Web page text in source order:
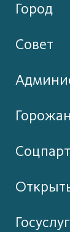
Город
Совет